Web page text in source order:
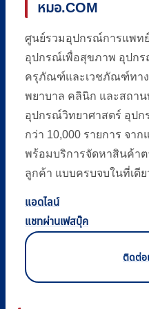
หมอ.COM
ศูนย์รวมอุปกรณ์การแพท
อุปกรณ์เพื่อสุขภาพ อุปกร
ครุภัณฑ์และเวชภัณฑ์ทาง
พยาบาล คลินิก และสถาน
อุปกรณ์วิทยาศาสตร์ อุป
กว่า 10,000 รายการ จา
พร้อมบริการจัดหาสินค้า
ลูกค้า แบบครบจบในที่เดีย
แอดไลน์
แชทผ่านเฟสบุ๊ค
ติดต่อ